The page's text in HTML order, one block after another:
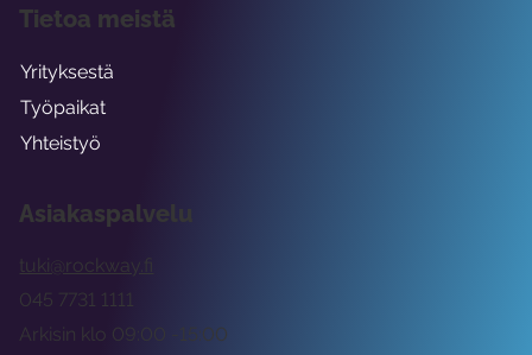
Asiakaspalvelu
tuki@rockway.fi
Arkisin klo 09:00 -15:00
045 7731 1111
Tietoa meistä
Yrityksestä
Työpaikat
Yhteistyö